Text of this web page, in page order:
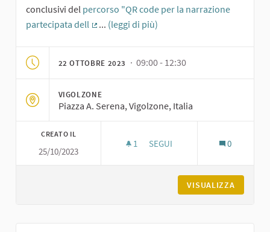
conclusivi del percorso "QR code per la narrazione
partecipata dell
... (leggi di più)
22 OTTOBRE 2023 · 09:00 - 12:30
VIGOLZONE
Piazza A. Serena, Vigolzone, Italia
CREATO IL
25/10/2023
1 1 SOSTENITORI
SEGUI 0
VISUALIZZA